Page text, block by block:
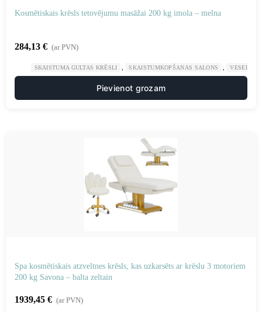
Kosmētiskais krēsls tetovējumu masāžai 200 kg imola – melna
284,13 € (ar PVN)
SKAISTUMA GULTAS KRĒSLI SKAISTUMKOPŠANAS SALONS VESELĪBA
Pievienot grozam
Spa kosmētiskais atzveltnes krēsls, kas uzkarsēts ar krēslu 3 motoriem
200 kg Savona – balta zeltain
1939,45 € (ar PVN)